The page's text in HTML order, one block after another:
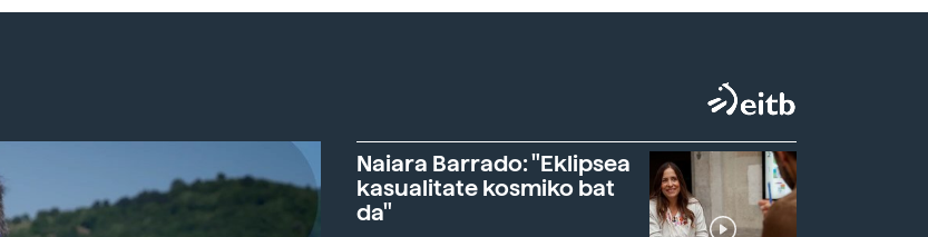
Naiara Barrado: "Eklipsea
kasualitate kosmiko bat
da"